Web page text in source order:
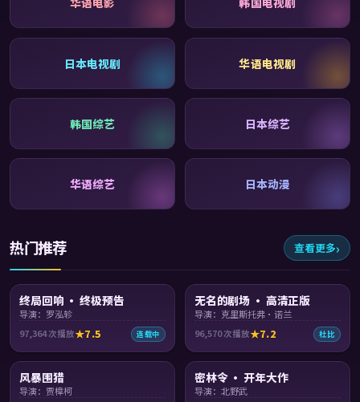
日本电视剧 华语电视剧
韩国综艺 日本综艺
华语综艺 日本动漫
热门推荐 查看更多
终局回响 · 终极预告
导演：罗泓轸
97,364次播放 7.5 连载中
无名的剧场 · 高清正版
导演：克里斯托弗·诺兰
96,570次播放 7.2 杜比
风暴围猎
导演：贾樟柯
密林令 · 开年大作
导演：北野武